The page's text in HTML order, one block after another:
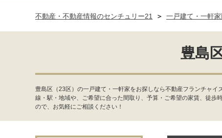
新築一戸建て 中古一戸
不動産・不動産情報のセンチュリー21 一戸建て・一軒家
豊島
豊島区（23区）の一戸建て・一軒家をお探しなら不動産フランチャ
線・駅・地域や、ご希望に合った間取り、予算・ご希望の家賃、徒
ので、お気軽にご相談ください！